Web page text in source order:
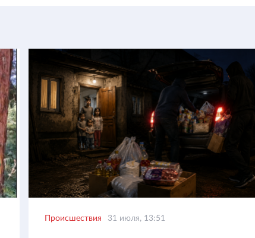
Происшествия 31 июля, 13:51